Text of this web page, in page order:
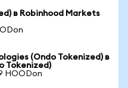
в Robinhood Markets
(Ondo Tokenized) в
Tokenized)
HOODon